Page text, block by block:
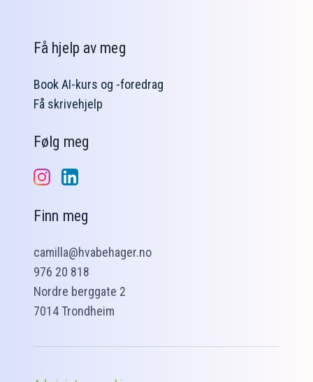
Få hjelp av meg
Book AI-kurs og -foredrag
Få skrivehjelp
Følg meg
Finn meg
camilla@hvabehager.no
976 20 818
Nordre berggate 2
7014 Trondheim